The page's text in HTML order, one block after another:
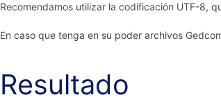
Recomendamos utilizar la codificación UTF-8,
En caso que tenga en su poder archivos
Resultado